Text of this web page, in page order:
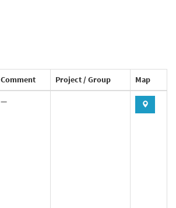
Comment Project / Group Map
—